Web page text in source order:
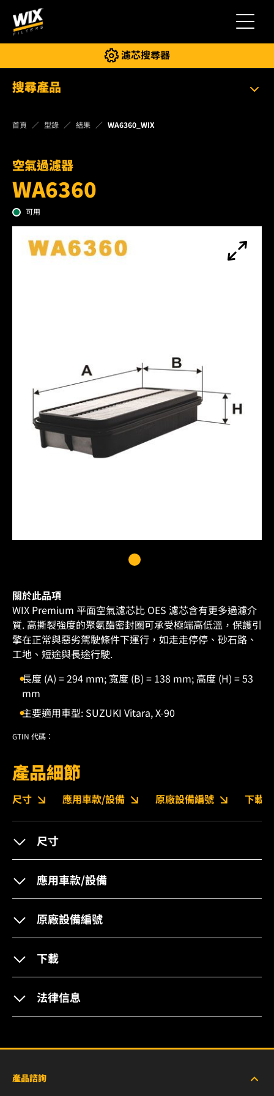
切換導航
濾芯搜尋器
搜尋產品
首頁 型錄 結果 WA6360_WIX
空氣過濾器
WA6360
可用
關於此品項
WIX Premium 平面空氣濾芯比 OES 濾芯含有更多過濾介
質. 高撕裂強度的聚氨酯密封圈可承受極端高低溫，保護引
擎在正常與惡劣駕駛條件下運行，如走走停停、砂石路、
工地、短途與長途行駛.
長度 (A) = 294 mm; 寬度 (B) = 138 mm; 高度 (H) = 53
mm
主要適用車型: SUZUKI Vitara, X-90
GTIN 代碼：
產品細節
尺寸 應用車款/設備 原廠設備編號 下載
尺寸
應用車款/設備
原廠設備編號
下載
法律信息
產品諮詢